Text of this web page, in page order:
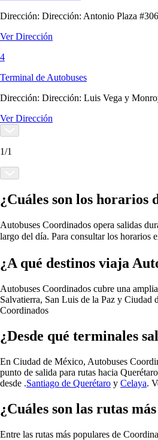
Dirección: Dirección: Antonio Plaza
Ver Dirección
4
Terminal de Autobuses
Dirección: Dirección: Luis Vega y
Ver Dirección
1/1
¿Cuáles son los horarios
Autobuses Coordinados opera salidas
largo del día. Para consultar los horarios
¿A qué destinos viaja
Autobuses Coordinados cubre una
Salvatierra, San Luis de la Paz y Ciudad
Coordinados
¿Desde qué terminales
En Ciudad de México, Autobuses
punto de salida para rutas hacia
desde .Santiago de Querétaro y Celaya.
¿Cuáles son las rutas
Entre las rutas más populares de